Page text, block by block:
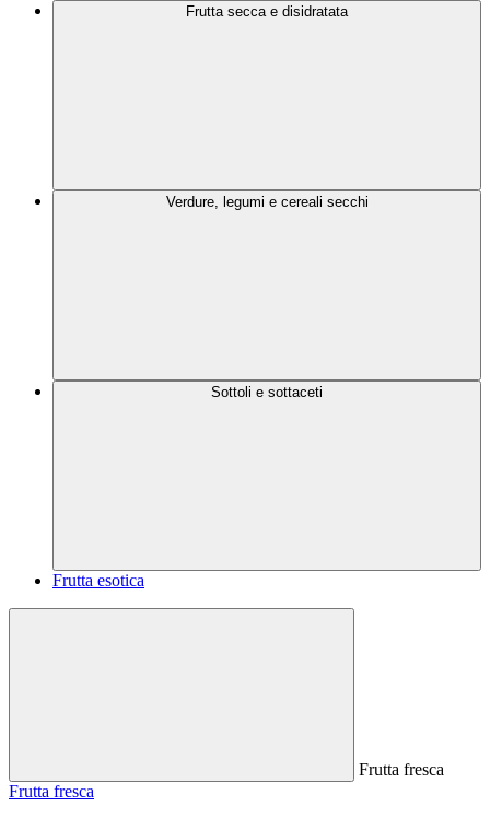
Frutta secca e disidratata
Verdure, legumi e cereali secchi
Sottoli e sottaceti
Frutta esotica
Frutta fresca
Frutta fresca